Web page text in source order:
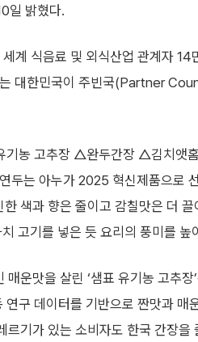
일 밝혔다.
계 식음료 및 외식산업 관계자 14
대한민국이 주빈국(Partner
농 고추장 △완두간장 △김치앳
두는 아누가 2025 혁신제품으로
색과 향은 줄이고 감칠맛은 더 끌
고기를 넣은 듯 요리의 풍미를 높
운맛을 살린 ‘샘표 유기농 고추
구 데이터를 기반으로 짠맛과 매
르기가 있는 소비자도 한국 간장